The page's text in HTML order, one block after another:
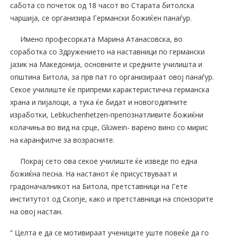
сабота со почеток од 18 часот во Старата битолска
чаршија, се организира Германски божиќен панаѓур.
Имено професорката Марина Атанасовска, во
соработка со Здружението на наставници по германски
јазик на Македонија, основните и средните училишта и
општина Битола, за прв пат го организираат овој панаѓур.
Секое училиште ќе припреми карактеристична германска
храна и пијалоци, а тука ќе бидат и новогодипните
изработки, Lebkuchenhetzen-препознатливите божиќни
колачиња во вид на срце, Glüwein- варено вино со мирис
на каранфилче за возрасните.
Покрај сето ова секое училиште ќе изведе по една
божиќна песна. На настанот ќе присуствуваат и
градоначалникот на Битола, претставници на Гете
институтот од Скопје, како и претставници на спонзорите
на овој настан.
” Целта е да се мотивираат учениците уште повеќе да го